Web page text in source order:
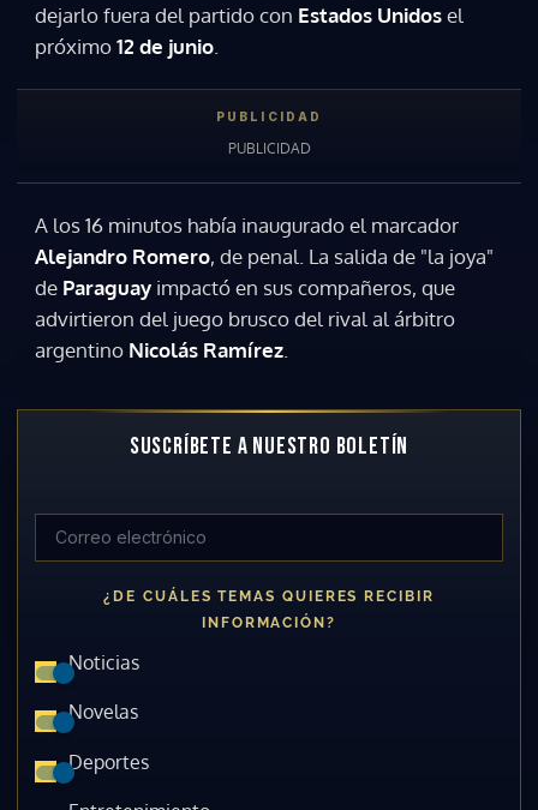
dejarlo fuera del partido con Estados Unidosel
próximo12 de junio
A los 16 minutos había inaugurado el marcador
Alejandro Romero, de penal. La salida de "la joya"
de Paraguay impactó en sus compañeros, que
advirtieron del juego brusco del rival al árbitro
argentino Nicolás Ramírez
SUSCRÍBETE A NUESTRO BOLETÍN
¿DE CUÁLES TEMAS QUIERES RECIBIR
INFORMACIÓN?
Noticias
Novelas
Deportes